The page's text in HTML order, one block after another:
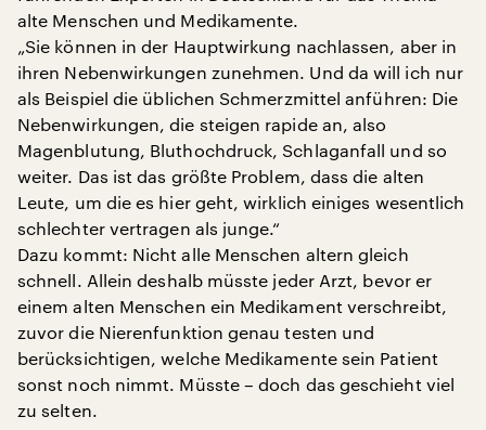
alte Menschen und Medikamente.
„Sie können in der Hauptwirkung nachlassen, aber in
ihren Nebenwirkungen zunehmen. Und da will ich nur
als Beispiel die üblichen Schmerzmittel anführen: Die
Nebenwirkungen, die steigen rapide an, also
Magenblutung, Bluthochdruck, Schlaganfall und so
weiter. Das ist das größte Problem, dass die alten
Leute, um die es hier geht, wirklich einiges wesentlich
schlechter vertragen als junge.“
Dazu kommt: Nicht alle Menschen altern gleich
schnell. Allein deshalb müsste jeder Arzt, bevor er
einem alten Menschen ein Medikament verschreibt,
zuvor die Nierenfunktion genau testen und
berücksichtigen, welche Medikamente sein Patient
sonst noch nimmt. Müsste – doch das geschieht viel
zu selten.